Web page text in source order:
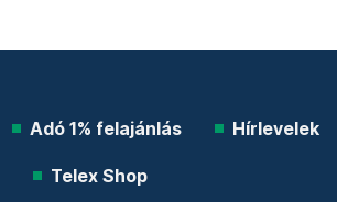
Adó 1% felajánlás Hírlevelek
Telex Shop